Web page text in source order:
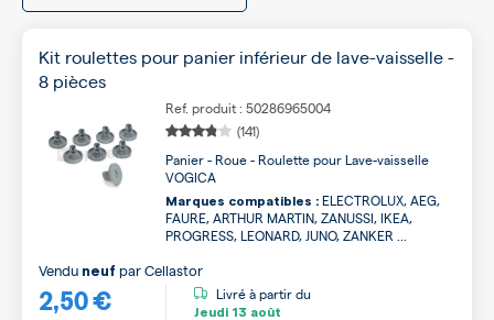
Kit roulettes pour panier inférieur de lave-vaisselle -
8 pièces
Ref. produit : 50286965004
(141)
Panier - Roue - Roulette pour Lave-vaisselle
VOGICA
Marques compatibles : ELECTROLUX, AEG,
FAURE, ARTHUR MARTIN, ZANUSSI, IKEA,
PROGRESS, LEONARD, JUNO, ZANKER ...
2,50 €
Vendu neuf parCellastor
Livré à partir du
Jeudi 13 août